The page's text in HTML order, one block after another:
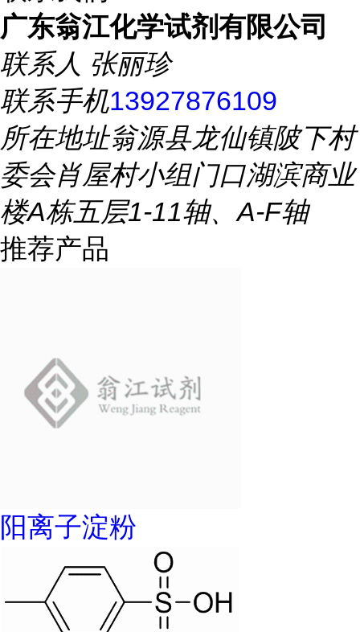
广东翁江化学试剂有限公司
联系人 张丽珍
联系手机13927876109
所在地址翁源县龙仙镇陂下村
委会肖屋村小组门口湖滨商业
楼A栋五层1-11轴、A-F轴
推荐产品
阳离子淀粉